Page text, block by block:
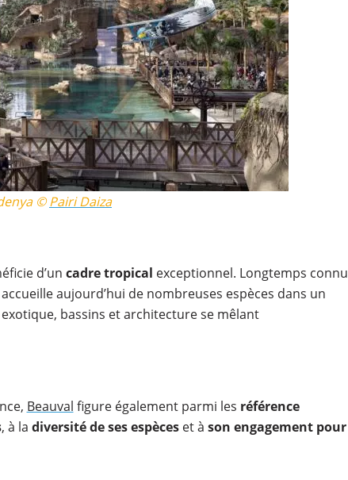
©Pairi Daiza
d’un cadre tropical exceptionnel. Longtemps connu
aujourd’hui de nombreuses espèces dans un
bassins et architecture se mêlant
Beauval figure également parmi les référence
, à la diversité de ses espèceset à son engagement pour